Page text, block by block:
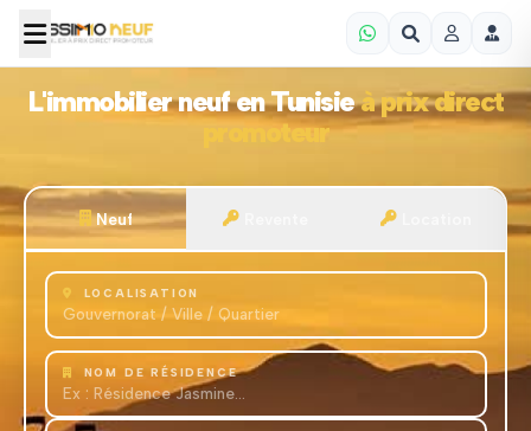
L'immobilier neuf en Tunisieà prix direct
promoteur
Neuf
LOCALISATION
NOM DE RÉSIDENCE